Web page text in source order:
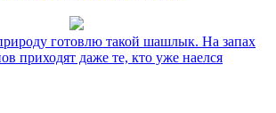
готовлю такой шашлык. На запах
приходят даже те, кто уже наелся